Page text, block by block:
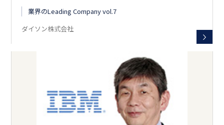
業界のLeading Company vol.7
ダイソン株式会社